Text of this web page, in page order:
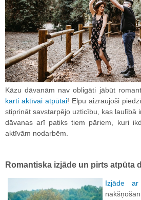
Kāzu dāvanām nav obligāti jābūt
karti aktīvai atpūtai! Elpu aizraujoši
stiprināt savstarpējo uzticību, kas laulībā
dāvanas arī patiks tiem pāriem, kuri
aktīvām nodarbēm.
Romantiska izjāde un pirts atpūta
Izjāde ar